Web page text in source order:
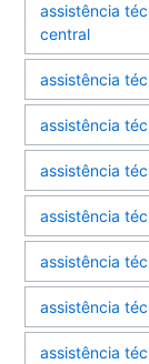
assistência
central
assistência
assistência
assistência
assistência
assistência
assistência
assistência